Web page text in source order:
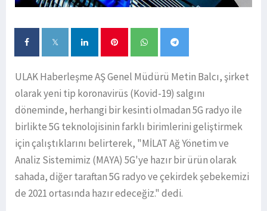
ULAK Haberleşme AŞ Genel Müdürü Metin Balcı, şirket
olarak yeni tip koronavirüs (Kovid-19) salgını
döneminde, herhangi bir kesinti olmadan 5G radyo ile
birlikte 5G teknolojisinin farklı birimlerini geliştirmek
için çalıştıklarını belirterek, "MİLAT Ağ Yönetim ve
Analiz Sistemimiz (MAYA) 5G'ye hazır bir ürün olarak
sahada, diğer taraftan 5G radyo ve çekirdek şebekemizi
de 2021 ortasında hazır edeceğiz." dedi.